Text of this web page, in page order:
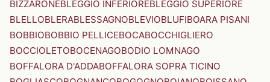
BIZZARONEBLEGGIO INFERIOREBLEGGIO SUPERIORE
BLELLOBLERABLESSAGNOBLEVIOBLUFIBOARA PISANI
BOBBIOBOBBIO PELLICEBOCABOCCHIGLIERO
BOCCIOLETOBOCENAGOBODIO LOMNAGO
BOFFALORA D'ADDABOFFALORA SOPRA TICINO